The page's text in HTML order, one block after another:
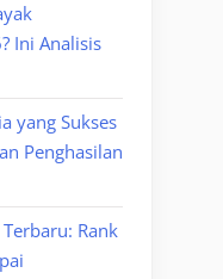
Ini Analisis
yang Sukses
Penghasilan
Rank